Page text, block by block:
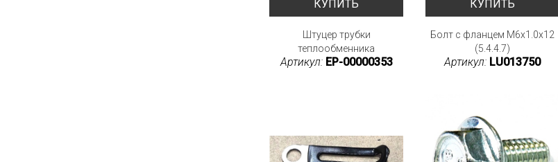
КУПИТЬ
Штуцер трубки
теплообменника
Артикул: EP-00000353
КУПИТЬ
Болт с фланцем M6x1.0x12
(5.4.4.7)
Артикул: LU013750